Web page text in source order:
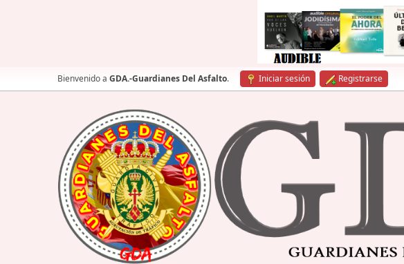
Bienvenido a GDA.-Guardianes Del Asfalto. Iniciar sesión Registrarse